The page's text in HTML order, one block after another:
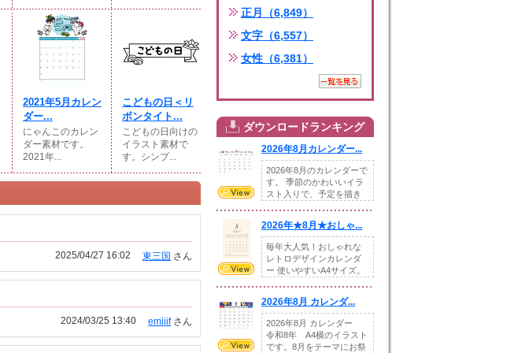
2021年5月カレン
ダー...
にゃんこのカレン
ダー素材です。
2021年...
こどもの日＜リ
ボンタイト...
こどもの日向けの
イラスト素材で
す。シンプ...
東三国 さん
2025/04/27 16:02
emiiifさん
2024/03/25 13:40
正月（6,849）
文字（6,557）
女性（6,381）
ダウンロードランキング
2026年8月カレンダー...
2026年8月のカレンダーで
す。 季節のかわいいイラ
スト入りで、予定を描き
2026年★8月★おしゃ...
毎年大人気！おしゃれな
レトロデザインカレンダ
ー 使いやすいA4サイズ。
2026年8月 カレンダ...
2026年8月 カレンダー
令和8年 A4横のイラスト
です。8月をテーマにお祭